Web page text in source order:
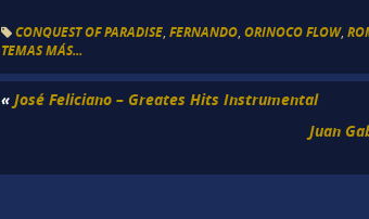
CONQUEST OF PARADISE ,FERNANDO ,ORINOCO FLOW,
TEMAS MÁS...
«José Feliciano – Greates Hits Instrumental
Juan